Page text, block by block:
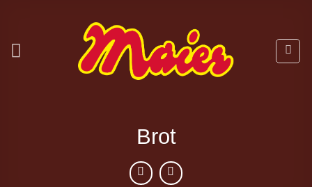
springen
Brot